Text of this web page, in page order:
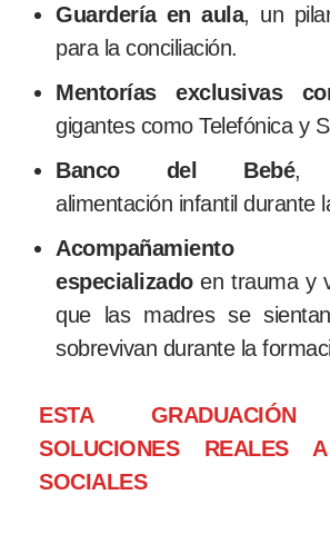
Guardería en aula, un
para la conciliación.
Mentorías exclusivas
gigantes como Telefónica y
Banco del Bebé,
alimentación infantil durante
Acompañamiento
especializadoen trauma y
que las madres se
sobrevivan durante la
ESTA GRADUACIÓN
SOLUCIONES REALES
SOCIALES